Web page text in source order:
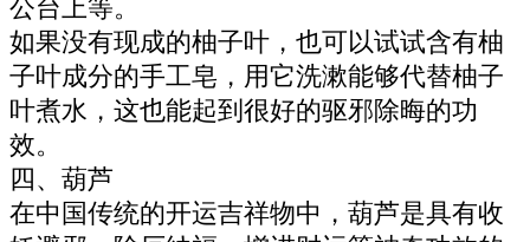
公台上等。
如果没有现成的柚子叶，也可以试试含有柚
子叶成分的手工皂，用它洗漱能够代替柚子
叶煮水，这也能起到很好的驱邪除晦的功
效。
四、葫芦
在中国传统的开运吉祥物中，葫芦是具有收